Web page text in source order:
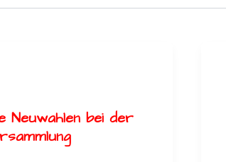
Neuwahlen bei der